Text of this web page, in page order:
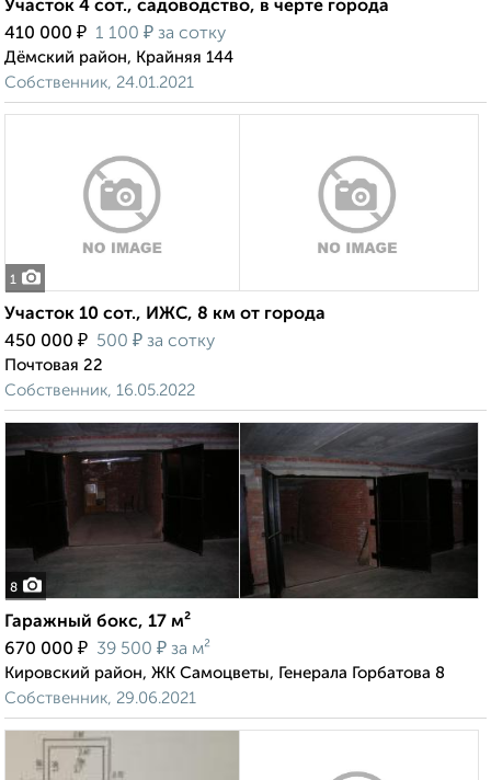
Участок 4 сот., садоводство, в черте города
410 000 ₽ 1 100 ₽ за сотку
Дёмский район, Крайняя 144
Собственник, 24.01.2021
1
Участок 10 сот., ИЖС, 8 км от города
450 000 ₽ 500 ₽ за сотку
Почтовая 22
Собственник, 16.05.2022
8
Гаражный бокс, 17 м²
670 000 ₽ 39 500 ₽ за м²
Кировский район, ЖК Самоцветы, Генерала Горбатова 8
Собственник, 29.06.2021